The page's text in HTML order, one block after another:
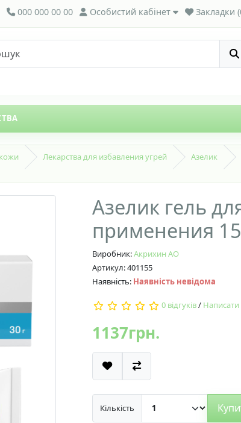
000 000 00 00 Особистий кабінет Закладки
Лекарства для избавления угрей
Азелик
Азелик гель
применения
Виробник:Акрихин АО
Артикул: 401155
Наявність: Наявність невідома
0 відгуків/ Написати
1137грн.
Кількість